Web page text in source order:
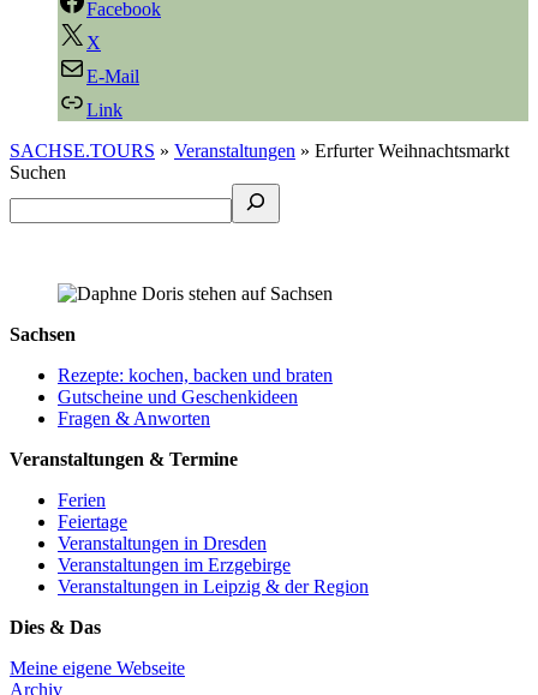
Facebook
X
E-Mail
Link
SACHSE.TOURS » Veranstaltungen » Erfurter Weihnachtsmarkt
Suchen
Sachsen
Rezepte: kochen, backen und braten
Gutscheine und Geschenkideen
Fragen & Anworten
Veranstaltungen & Termine
Ferien
Feiertage
Veranstaltungen in Dresden
Veranstaltungen im Erzgebirge
Veranstaltungen in Leipzig & der Region
Dies & Das
Meine eigene Webseite
Archiv